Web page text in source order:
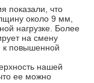
показали, что
около 9 мм,
нагрузке. Более
на смену
к повышенной
нашей
ее можно